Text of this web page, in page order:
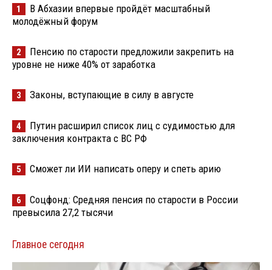
1
В Абхазии впервые пройдёт масштабный
молодёжный форум
2
Пенсию по старости предложили закрепить на
уровне не ниже 40% от заработка
3 Законы, вступающие в силу в августе
4
Путин расширил список лиц с судимостью для
заключения контракта с ВС РФ
5 Сможет ли ИИ написать оперу и спеть арию
6
Соцфонд: Средняя пенсия по старости в России
превысила 27,2 тысячи
Главное сегодня